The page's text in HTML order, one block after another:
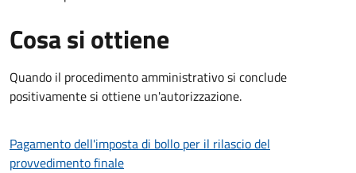
Cosa si ottiene
Quando il procedimento amministrativo si conclude
positivamente si ottiene un'autorizzazione.
Pagamento dell'imposta di bollo per il rilascio del
provvedimento finale